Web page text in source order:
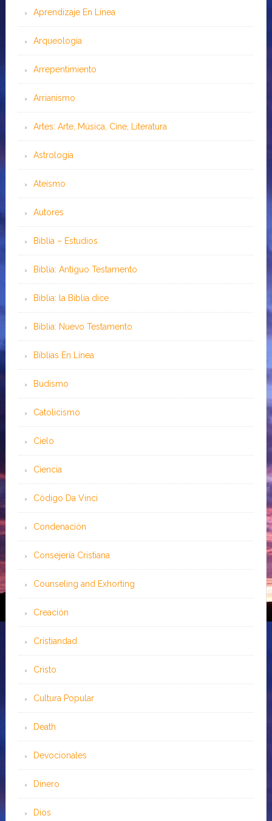
Aprendizaje En Línea
Arqueología
Arrepentimiento
Arrianismo
Artes: Arte, Música, Cine, Literatura
Astrología
Ateísmo
Autores
Biblia – Estudios
Biblia: Antiguo Testamento
Biblia: la Biblia dice
Biblia: Nuevo Testamento
Bíblias En Línea
Budismo
Catolicismo
Cielo
Ciencia
Código Da Vinci
Condenación
Consejería Cristiana
Counseling and Exhorting
Creación
Cristiandad
Cristo
Cultura Popular
Death
Devocionales
Dinero
Dios